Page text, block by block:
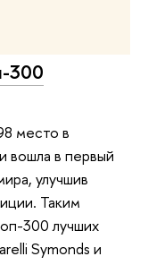
300
место в
вошла в первый
улучшив
Таким
300 лучших
Symonds и